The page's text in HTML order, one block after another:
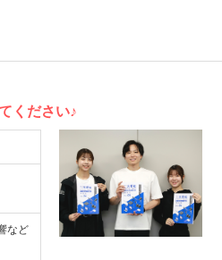
ください♪
など